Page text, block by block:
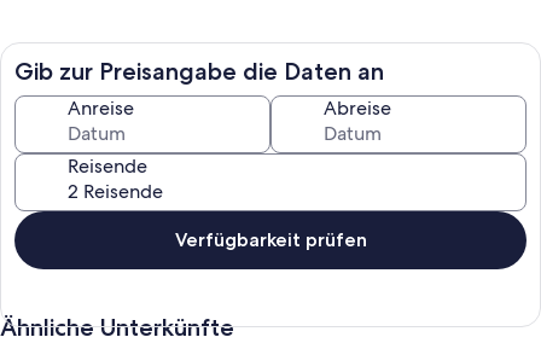
Gib zur Preisangabe die Daten an
Anreise Abreise
Reisende
Verfügbarkeit prüfen
Ähnliche Unterkünfte